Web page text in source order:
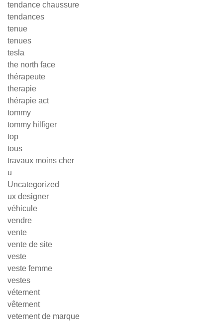
tendance chaussure
tendances
tenue
tenues
tesla
the north face
thérapeute
therapie
thérapie act
tommy
tommy hilfiger
top
tous
travaux moins cher
u
Uncategorized
ux designer
véhicule
vendre
vente
vente de site
veste
veste femme
vestes
vétement
vêtement
vetement de marque